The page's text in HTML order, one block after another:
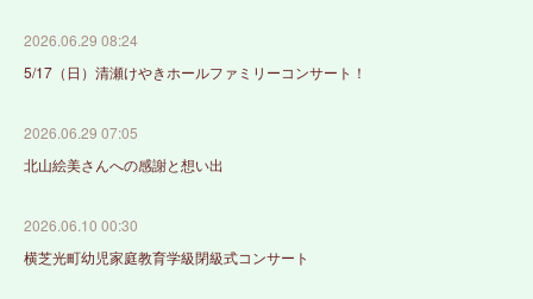
2026.06.29 08:24
5/17（日）清瀬けやきホールファミリーコンサート！
2026.06.29 07:05
北山絵美さんへの感謝と想い出
2026.06.10 00:30
横芝光町幼児家庭教育学級閉級式コンサート